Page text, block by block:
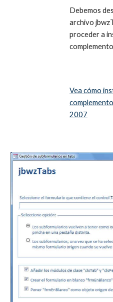
Debemos
archivo
proceder a
Vea cómo
2007